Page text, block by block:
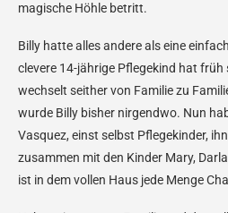
magische Höhle betritt.
Billy hatte alles andere als eine
clevere 14-jährige Pflegekind hat früh
wechselt seither von Familie zu
wurde Billy bisher nirgendwo. Nun
Vasquez, einst selbst Pflegekinder,
zusammen mit den Kinder Mary,
ist in dem vollen Haus jede Menge